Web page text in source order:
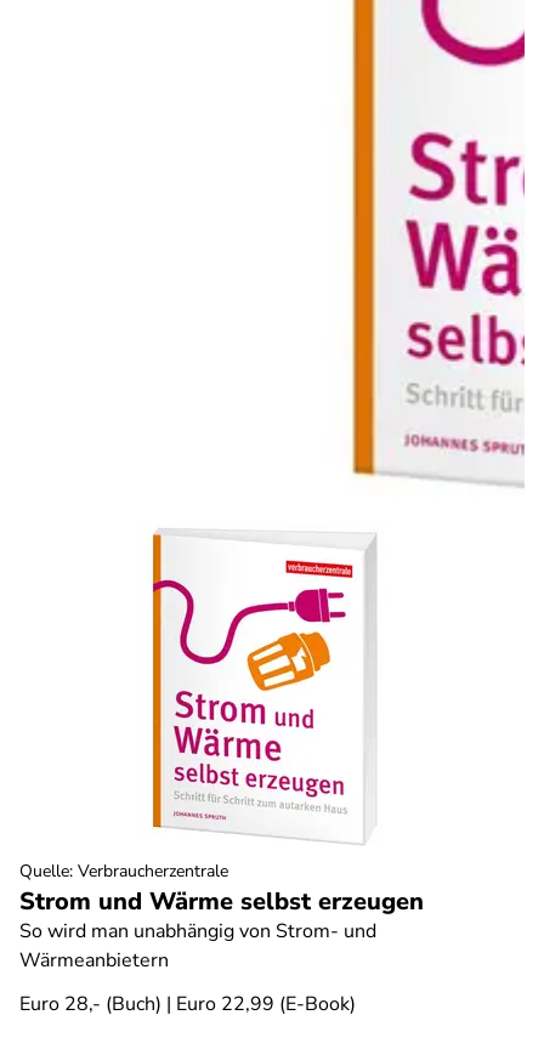
Strom und Wärme selbst erzeugen
So wird man unabhängig von Strom- und
Wärmeanbietern
Euro 28,- (Buch) | Euro 22,99 (E-Book)
Quelle: Verbraucherzentrale